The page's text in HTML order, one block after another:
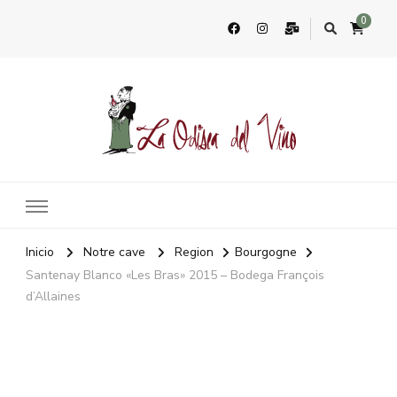
0
Inicio Notre cave Region
Bourgogne
Santenay Blanco «Les Bras» 2015 – Bodega François
d’Allaines